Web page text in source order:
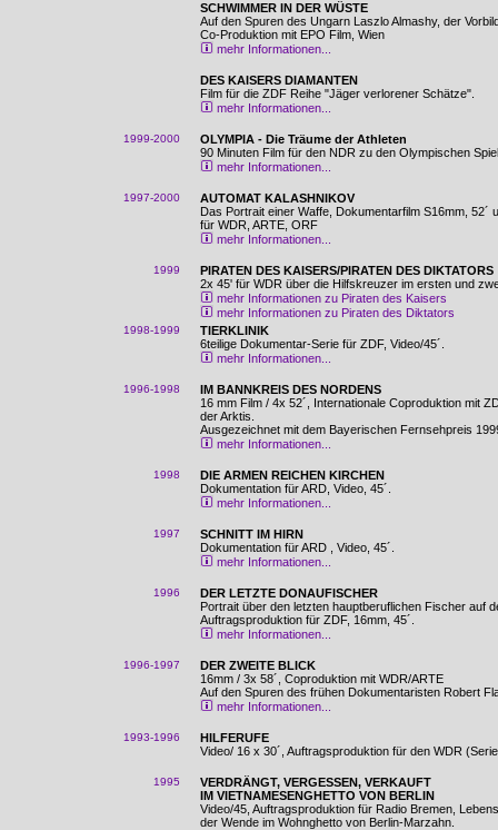
SCHWIMMER IN DER WÜSTE
Auf den Spuren des Ungarn Laszlo Almashy, der
Co-Produktion mit EPO Film, Wien
mehr Informationen...
DES KAISERS DIAMANTEN
Film für die ZDF Reihe "Jäger verlorener Schätze".
mehr Informationen...
1999-2000
OLYMPIA - Die Träume der Athleten
90 Minuten Film für den NDR zu den Olympischen
mehr Informationen...
1997-2000
AUTOMAT KALASHNIKOV
Das Portrait einer Waffe, Dokumentarfilm S16mm, 52´
für WDR, ARTE, ORF
mehr Informationen...
1999
PIRATEN DES KAISERS/PIRATEN DES DIKTATORS
2x 45' für WDR über die Hilfskreuzer im ersten und
mehr Informationen zu Piraten des Kaisers
mehr Informationen zu Piraten des Diktators
1998-1999
TIERKLINIK
6teilige Dokumentar-Serie für ZDF, Video/45´.
mehr Informationen...
1996-1998
IM BANNKREIS DES NORDENS
16 mm Film / 4x 52´, Internationale Coproduktion mit
der Arktis.
Ausgezeichnet mit dem Bayerischen Fernsehpreis
mehr Informationen...
1998
DIE ARMEN REICHEN KIRCHEN
Dokumentation für ARD, Video, 45´.
mehr Informationen...
1997
SCHNITT IM HIRN
Dokumentation für ARD , Video, 45´.
mehr Informationen...
1996
DER LETZTE DONAUFISCHER
Portrait über den letzten hauptberuflichen Fischer auf
Auftragsproduktion für ZDF, 16mm, 45´.
mehr Informationen...
1996-1997
DER ZWEITE BLICK
16mm / 3x 58´, Coproduktion mit WDR/ARTE
Auf den Spuren des frühen Dokumentaristen Robert
mehr Informationen...
1993-1996
HILFERUFE
Video/ 16 x 30´, Auftragsproduktion für den WDR
1995
VERDRÄNGT, VERGESSEN, VERKAUFT
IM VIETNAMESENGHETTO VON BERLIN
Video/45, Auftragsproduktion für Radio Bremen,
der Wende im Wohnghetto von Berlin-Marzahn.